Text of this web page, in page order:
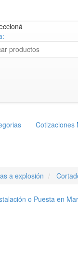
Cotizaciones
a explosión